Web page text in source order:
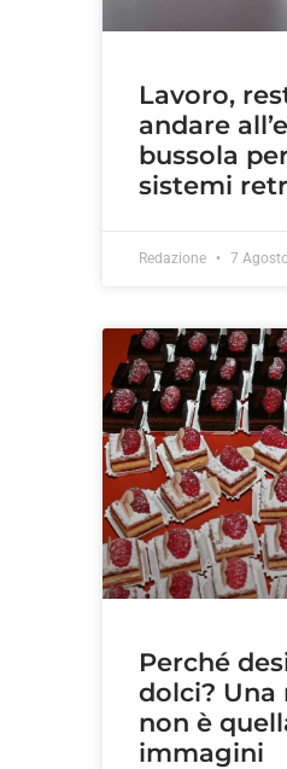
Lavoro,
andare
bussola
sistemi
Redazione 7
Perché
dolci? Una
non è
immagini